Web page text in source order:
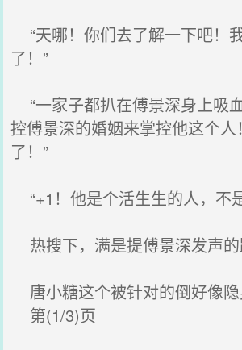
“天哪！你们去了解一下吧！
了！”
“一家子都扒在傅景深身上吸
控傅景深的婚姻来掌控他这个
了！”
“+1！他是个活生生的人，不
热搜下，满是提傅景深发声的
唐小糖这个被针对的倒好像隐
第(1/3)页